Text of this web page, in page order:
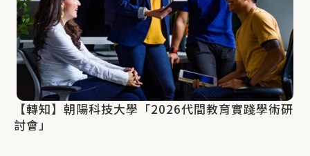
【轉知】朝陽科技大學「2026代間教育實踐學術研
討會」